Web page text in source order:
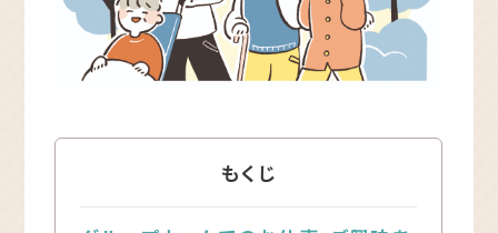
もくじ